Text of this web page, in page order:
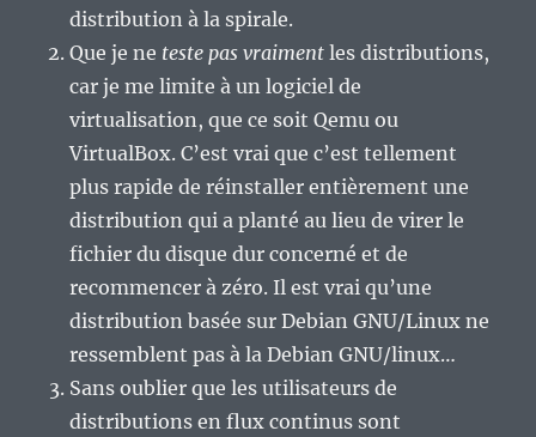
distribution à la spirale.
Que je ne teste pas vraiment les distributions,
car je me limite à un logiciel de
virtualisation, que ce soit Qemu ou
VirtualBox. C’est vrai que c’est tellement
plus rapide de réinstaller entièrement une
distribution qui a planté au lieu de virer le
fichier du disque dur concerné et de
recommencer à zéro. Il est vrai qu’une
distribution basée sur Debian GNU/Linux ne
ressemblent pas à la Debian GNU/linux…
Sans oublier que les utilisateurs de
distributions en flux continus sont